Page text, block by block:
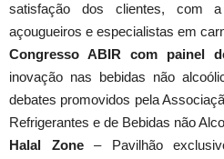
satisfação dos clientes, com
açougueiros e especialistas em
Congresso ABIR com painel
inovação nas bebidas não
debates promovidos pela
Refrigerantes e de Bebidas não
Halal Zone– Pavilhão